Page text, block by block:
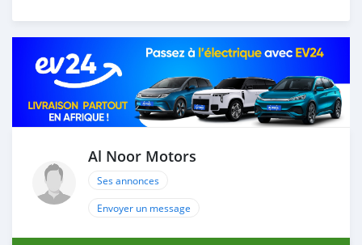
Al Noor Motors
Ses annonces
Envoyer un message